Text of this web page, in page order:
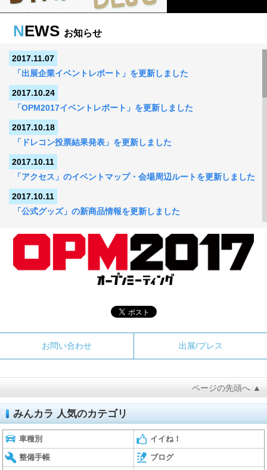
NEWS お知らせ
2017.11.07
「出展企業イベントレポート」を更新しました
2017.10.24
「OPM2017イベントレポート」を更新しました
2017.10.18
「ドレコン投票結果発表」を更新しました
2017.10.11
「アクセス」のイベントマップ・会場周辺ルートを更新しました
2017.10.11
「公式グッズ」の新商品情報を更新しました
「TAKUMIオイル」スペシャルコンテンツページを更新しました
2017.10.03
「出展企業」の参加企業リストを更新しました
「BRIDE」スペシャルコンテンツページを更新しました
2017.10.03
「ジェットストローク」スペシャルコンテンツページを更新しま
した
2017.09.27
「出展企業」の参加企業リストを更新しました
2017.09.25
「シュアラスター」の特設ブース申込受付を更新しました
2017.09.20
「ドローンによる撮影を実施予定」について更新しました
お問い合わせ 出展/プレス
ページの先頭へ ▲
みんカラ 人気のカテゴリ
車種別 イイね！
整備手帳 ブログ